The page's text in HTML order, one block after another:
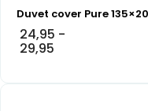
Duvet cover Pure
24,95 -
29,95